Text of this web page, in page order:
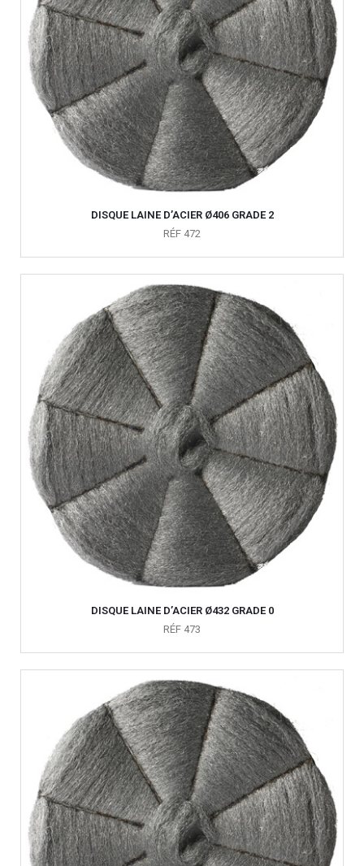
DISQUE LAINE D’ACIER Ø406 GRADE 2
RÉF 472
DISQUE LAINE D’ACIER Ø432 GRADE 0
RÉF 473